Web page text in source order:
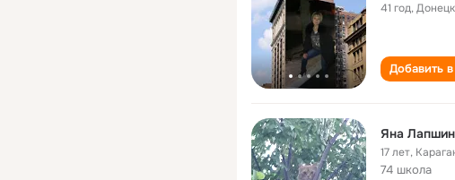
41 год,Донецк
Добавить
Яна
17 лет,
74 школа